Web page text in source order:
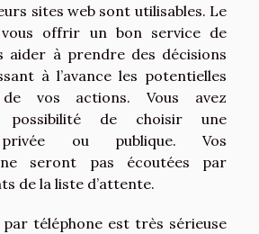
sites web sont utilisables. Le
offrir un bon service de
aider à prendre des décisions
à l’avance les potentielles
de vos actions. Vous avez
possibilité de choisir une
privée ou publique. Vos
ne seront pas écoutées par
de la liste d’attente.
téléphone est très sérieuse